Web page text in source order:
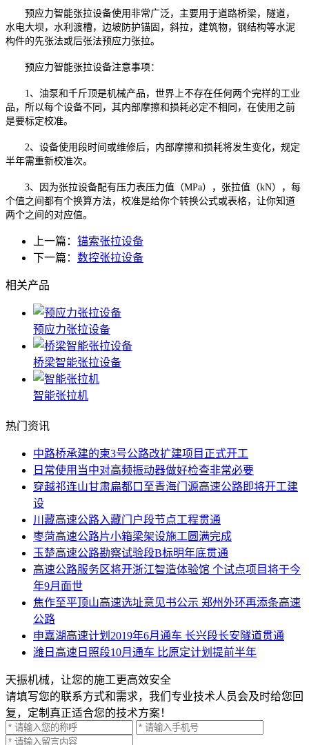
预应力智能张拉设备使用非常广泛，主要用于道路桥梁，隧道，
水电大坝，水利渡槽，边坡防护锚固，斜拉，建筑物，钢结构等水泥
构件的先张法或后张法预应力张拉。
预应力智能张拉设备注意事项：
1、油泵和千斤顶是机械产品，世界上不存在任何两个完样的工业
品，所以每个设备不同，其内部摩擦和损耗必定不相同，在使用之前
是要标定校准。
2、设备使用段时间或维修后，内部摩擦和损耗将发生变化，规定
半年需重新校准次。
3、因为张拉设备配有压力表压力值（MPa），张拉值（kN），每
个值之间都有个换算方法，校准是给你个转换公式或表格，让你知道
两个之间的对应值。
上一篇： 锚索张拉设备
下一篇： 数控张拉设备
相关产品
预应力张拉设备
桥梁智能张拉设备
智能张拉机
热门资讯
中路桥承建的柬3号公路改扩建项目正式开工
日常使用当中对高频振动器做好检查非常必要
穿越祁连山甘肃扁都口至青海门源高速公路即将开工建
设
川藏高速公路入藏门户段节点工程贯通
枣菏高速公路片小箱梁架设施工圆满完成
玉楚高速公路勘察试验段B标明年底贯通
高速公路服务区将开浙江智造体验馆 个试点项目将于今
年9月面世
焦作至平顶山高速选址意见书公示 郑州外环再添条高速
公路
申嘉湖高速计划2019年6月通车 长兴段长安隧道贯通
潍日高速日照段10月通车 比原定计划提前半年
天振机械，让您的施工更高效安全
请填写您的联系方式和需求，我们专业技术人员会及时给您回
复，定制真正适合您的技术方案！